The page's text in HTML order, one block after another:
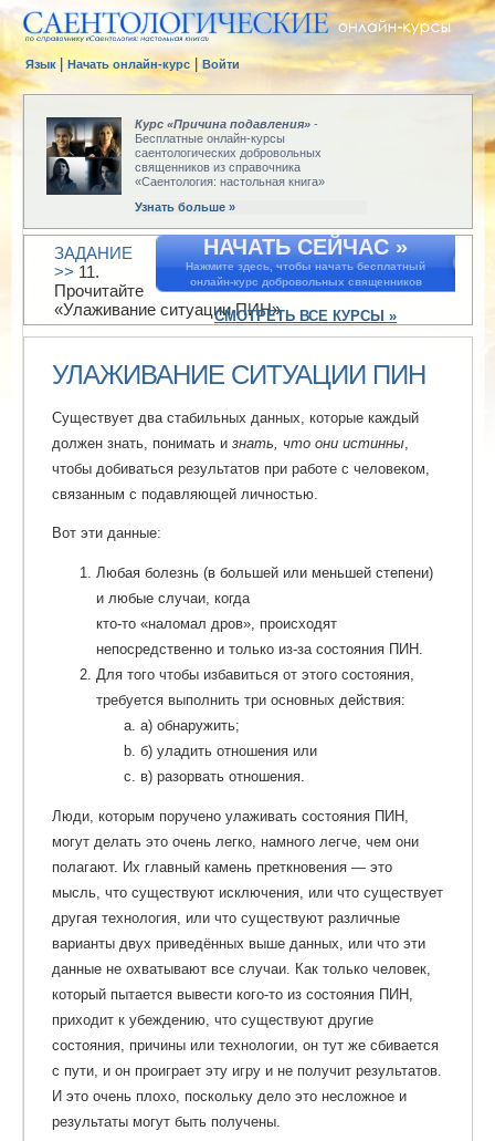
Язык| Начать онлайн-курс Войти
Курс «Причина подавления» -
Бесплатные онлайн-курсы
саентологических добровольных
священников из справочника
«Саентология: настольная книга»
Узнать больше »
НАЧАТЬ СЕЙЧАС »
Нажмите здесь, чтобы начать бесплатный
онлайн-курс добровольных священников
СМОТРЕТЬ ВСЕ КУРСЫ »
ЗАДАНИЕ
>> 11.
Прочитайте
«Улаживание ситуации ПИН»
УЛАЖИВАНИЕ СИТУАЦИИ ПИН
Cуществует два стабильных данных, которые каждый
должен знать, понимать и знать, что они истинны
чтобы добиваться результатов при работе с человеком,
связанным с подавляющей личностью.
Вот эти данные:
Любая болезнь (в большей или меньшей степени)
и любые случаи, когда
кто-то «наломал дров», происходят
непосредственно и только из-за состояния ПИН.
Для того чтобы избавиться от этого состояния,
требуется выполнить три основных действия:
a) обнаружить;
б) уладить отношения или
в) разорвать отношения.
Люди, которым поручено улаживать состояния ПИН,
могут делать это очень легко, намного легче, чем они
полагают. Их главный камень преткновения — это
мысль, что существуют исключения, или что существует
другая технология, или что существуют различные
варианты двух приведённых выше данных, или что эти
данные не охватывают все случаи. Как только человек,
который пытается вывести кого-то из состояния ПИН,
приходит к убеждению, что существуют другие
состояния, причины или технологии, он тут же сбивается
с пути, и он проиграет эту игру и не получит результатов.
И это очень плохо, поскольку дело это несложное и
результаты могут быть получены.